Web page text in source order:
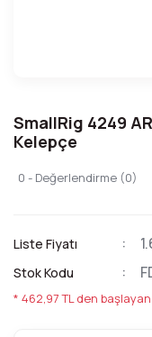
SmallRig 4249
Kelepçe
0 - Değerlendirme (0)
Liste Fiyatı
Stok Kodu
* 462,97 TL den